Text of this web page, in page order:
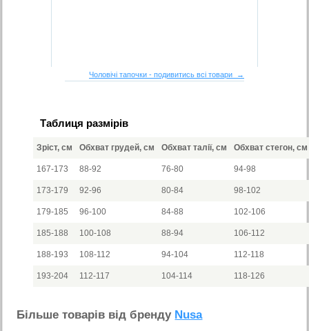
Чоловічі тапочки - подивитись всі товари →
Таблиця размірів
Зріст, см Обхват грудей, см Обхват талії, см Обхват стегон, см
167-173 88-92 76-80 94-98
173-179 92-96 80-84 98-102
179-185 96-100 84-88 102-106
185-188 100-108 88-94 106-112
188-193 108-112 94-104 112-118
193-204 112-117 104-114 118-126
Бiльше товарiв вiд бренду Nusa